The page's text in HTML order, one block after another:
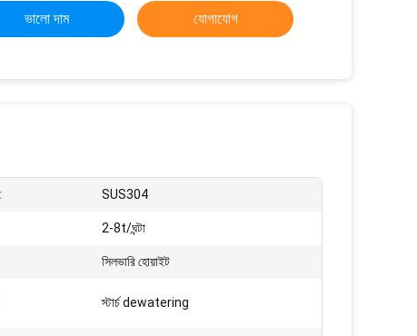
ভালো দাম যোগাযোগ
SUS304
2-8t/ঘন্টা
সিলভারি হোয়াইট
স্টার্চ dewatering